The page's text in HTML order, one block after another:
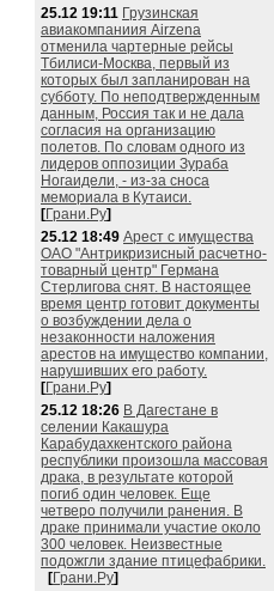
25.12 19:11 Грузинская
авиакомпаниия Airzena
отменила чартерные рейсы
Тбилиси-Москва, первый из
которых был запланирован на
субботу. По неподтвержденным
данным, Россия так и не дала
согласия на организацию
полетов. По словам одного из
лидеров оппозиции Зураба
Ногаидели, - из-за сноса
мемориала в Кутаиси.
[Грани.Ру]
25.12 18:49 Арест с имущества
ОАО "Антрикризисный расчетно-
товарный центр" Германа
Стерлигова снят. В настоящее
время центр готовит документы
о возбуждении дела о
незаконности наложения
арестов на имущество компании,
нарушивших его работу.
[Грани.Ру]
25.12 18:26 В Дагестане в
селении Какашура
Карабудахкентского района
республики произошла массовая
драка, в результате которой
погиб один человек. Еще
четверо получили ранения. В
драке принимали участие около
300 человек. Неизвестные
подожгли здание птицефабрики.
[Грани.Ру]